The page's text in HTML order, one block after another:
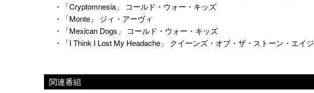
・「Cryptomnesia」 コールド・ウォー・キッズ
・「Monte」 ジィ・アーヴィ
・「Mexican Dogs」 コールド・ウォー・キッズ
・「I Think I Lost My Headache」 クイーンズ・オブ・ザ・ストーン・エイジ
関連番組